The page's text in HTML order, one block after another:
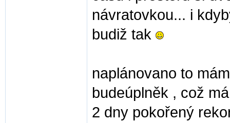
návratovkou... i
budiž tak
naplánovano to
budeúplněk , což
2 dny pokořený